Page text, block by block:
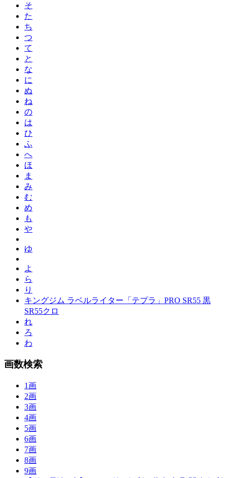
そ
た
ち
つ
て
と
な
に
ぬ
ね
の
は
ひ
ふ
へ
ほ
ま
み
む
め
も
や
ゆ
よ
ら
り
キングジム ラベルライター「テプラ」PRO SR55 黒
SR55クロ
れ
ろ
わ
画数検索
1画
2画
3画
4画
5画
6画
7画
8画
9画